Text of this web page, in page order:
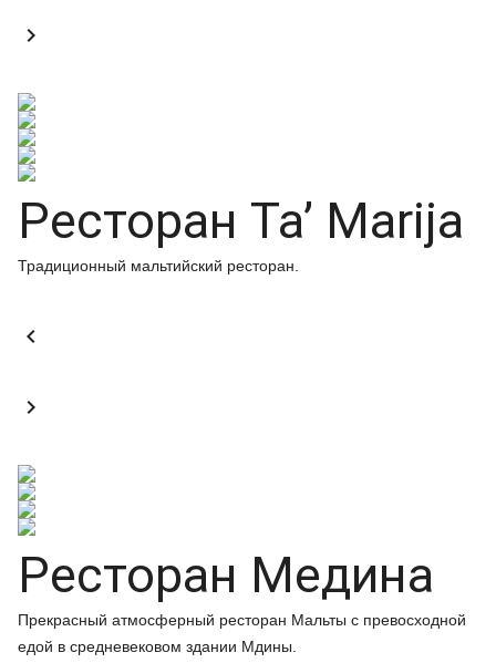

Ресторан Ta’ Marija
Традиционный мальтийский ресторан.


Ресторан Медина
Прекрасный атмосферный ресторан Мальты с превосходной
едой в средневековом здании Мдины.